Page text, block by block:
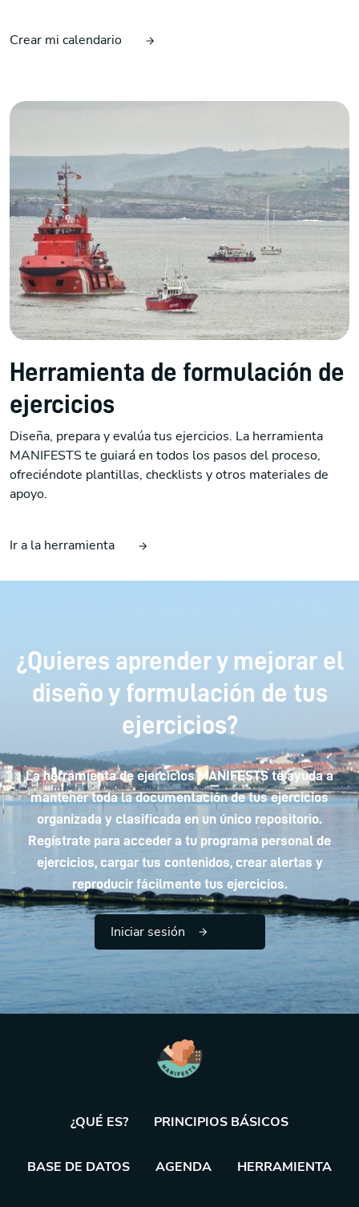
Crear mi calendario
Herramienta de formulación de
ejercicios
Diseña, prepara y evalúa tus ejercicios. La herramienta
MANIFESTS te guiará en todos los pasos del proceso,
ofreciéndote plantillas, checklists y otros materiales de
apoyo.
Ir a la herramienta
¿Quieres aprender y mejorar el
diseño y formulación de tus
ejercicios?
La herramienta de ejercicios MANIFESTS te ayuda a
mantener toda la documentación de tus ejercicios
organizada y clasificada en un único repositorio.
Regístrate para acceder a tu programa personal de
ejercicios, cargar tus contenidos, crear alertas y
reproducir fácilmente tus ejercicios.
Iniciar sesión
¿QUÉ ES? PRINCIPIOS BÁSICOS
BASE DE DATOS AGENDA HERRAMIENTA